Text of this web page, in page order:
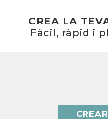
CREA LA
Fàcil, ràpid i